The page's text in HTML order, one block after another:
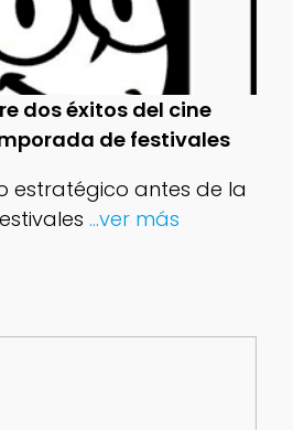
dos éxitos del cine
de festivales
estratégico antes de la
...ver más